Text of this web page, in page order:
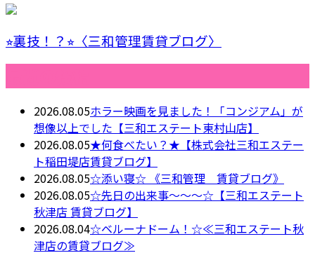
⭐︎裏技！？⭐︎〈三和管理賃貸ブログ〉
2026.08.05ホラー映画を見ました！「コンジアム」が
想像以上でした【三和エステート東村山店】
2026.08.05★何食べたい？★【株式会社三和エステー
ト稲田堤店賃貸ブログ】
2026.08.05☆添い寝☆ 《三和管理 賃貸ブログ》
2026.08.05☆先日の出来事～～～☆【三和エステート
秋津店 賃貸ブログ】
2026.08.04☆ベルーナドーム！☆≪三和エステート秋
津店の賃貸ブログ≫